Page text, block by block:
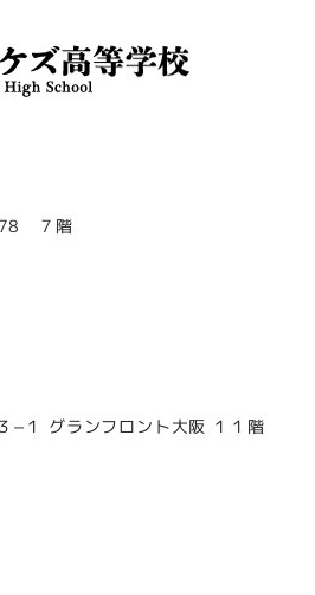
78 ７階
−１ グランフロント大阪 １１階